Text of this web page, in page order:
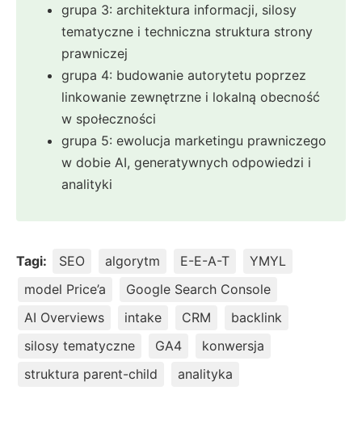
grupa 3: architektura informacji, silosy
tematyczne i techniczna struktura strony
prawniczej
grupa 4: budowanie autorytetu poprzez
linkowanie zewnętrzne i lokalną obecność
w społeczności
grupa 5: ewolucja marketingu prawniczego
w dobie AI, generatywnych odpowiedzi i
analityki
Tagi: SEO algorytm E-E-A-T
YMYL
model Price’a
Google Search Console
AI Overviews
intake CRM
backlink
silosy tematyczne
GA4
konwersja
struktura parent-child
analityka